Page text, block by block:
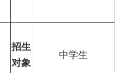
招生
对象
中学生